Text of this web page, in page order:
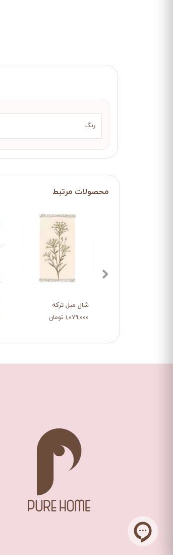
رنگ
شال مبل ترکه
۱,۰۷۹,۰۰۰ تومان